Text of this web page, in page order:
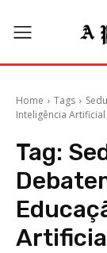
Home Tags
Inteligência Artificial
Tag: